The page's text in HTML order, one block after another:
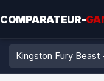
COMPARATEUR-